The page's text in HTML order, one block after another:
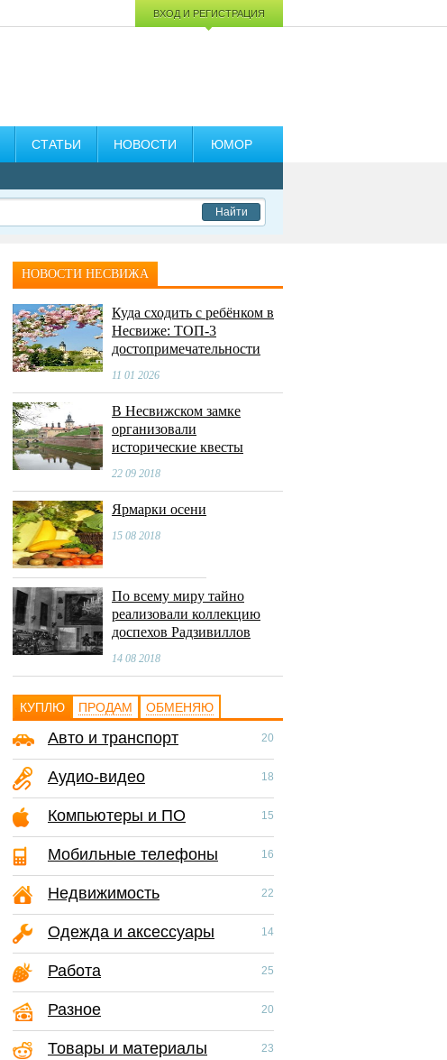
ВХОД И РЕГИСТРАЦИЯ
СТАТЬИ НОВОСТИ ЮМОР
Найти
НОВОСТИ НЕСВИЖА
Куда сходить с ребёнком в
Несвиже: ТОП-3
достопримечательности
11 01 2026
В Несвижском замке
организовали
исторические квесты
22 09 2018
Ярмарки осени
15 08 2018
По всему миру тайно
реализовали коллекцию
доспехов Радзивиллов
14 08 2018
КУПЛЮ ПРОДАМ ОБМЕНЯЮ
Авто и транспорт 20
Аудио-видео 18
Компьютеры и ПО 15
Мобильные телефоны 16
Недвижимость 22
Одежда и аксессуары 14
Работа 25
Разное 20
Товары и материалы 23